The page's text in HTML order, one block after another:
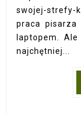
swojej-strefy-
praca
laptopem.
najchętniej...